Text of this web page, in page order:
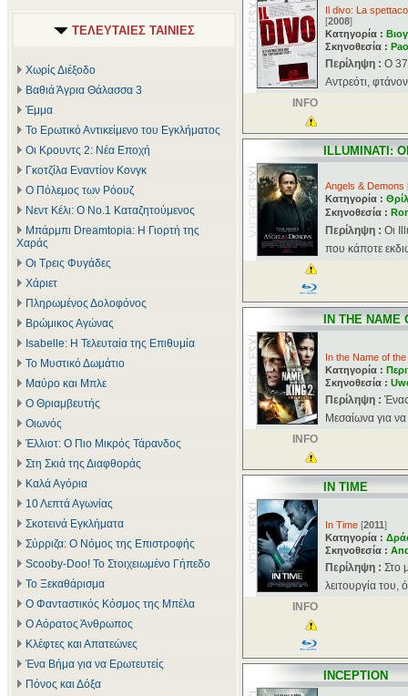
ΤΕΛΕΥΤΑΙΕΣ ΤΑΙΝΙΕΣ
Χωρίς Διέξοδο
Βαθιά Άγρια Θάλασσα 3
Έμμα
Το Ερωτικό Αντικείμενο του Εγκλήματος
Οι Κρουντς 2: Νέα Εποχή
Γκοτζίλα Εναντίον Κονγκ
Ο Πόλεμος των Ρόουζ
Νεντ Κέλι: Ο Νο.1 Καταζητούμενος
Μπάρμπι Dreamtopia: Η Γιορτή της
Χαράς
Οι Τρεις Φυγάδες
Χάριετ
Πληρωμένος Δολοφόνος
Βρώμικος Αγώνας
Isabelle: Η Τελευταία της Επιθυμία
Το Μυστικό Δωμάτιο
Μαύρο και Μπλε
Ο Θριαμβευτής
Οιωνός
Έλλιοτ: Ο Πιο Μικρός Τάρανδος
Στη Σκιά της Διαφθοράς
Καλά Αγόρια
10 Λεπτά Αγωνίας
Σκοτεινά Εγκλήματα
Σύρριζα: Ο Νόμος της Επιστροφής
Scooby-Doo! Το Στοιχειωμένο Γήπεδο
Το Ξεκαθάρισμα
Ο Φανταστικός Κόσμος της Μπέλα
Ο Αόρατος Άνθρωπος
Κλέφτες και Απατεώνες
Ένα Βήμα για να Ερωτευτείς
Πόνος και Δόξα
Il divo: La
[2008]
Κατηγορία :
Σκηνοθεσία :
Περίληψη : Ο
Αντρεότι,
INFO
ILLUMINATI:
Angels & Demons
Κατηγορία :
Σκηνοθεσία :
Περίληψη : Οι
που κάποτε
IN THE NAME
In the Name of
Κατηγορία :
Σκηνοθεσία :
Περίληψη :
Μεσαίωνα για
INFO
IN TIME
In Time [2011]
Κατηγορία :
Σκηνοθεσία :
Περίληψη : Στο
λειτουργία
INFO
INCEPTION